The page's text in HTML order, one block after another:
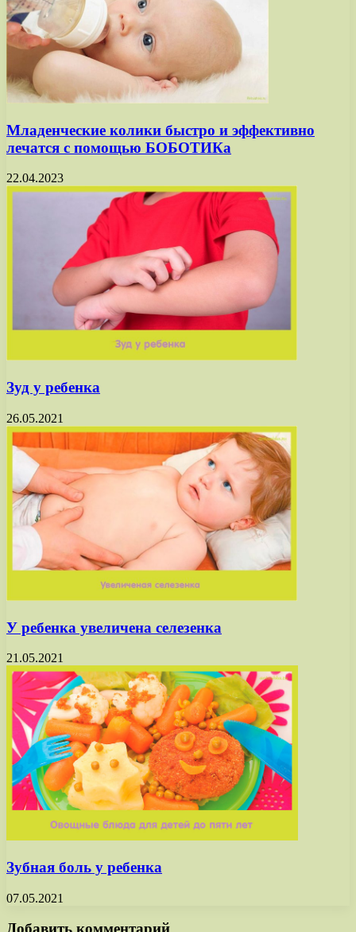
Младенческие колики быстро и эффективно
лечатся с помощью БОБОТИКа
22.04.2023
Зуд у ребенка
26.05.2021
У ребенка увеличена селезенка
21.05.2021
Зубная боль у ребенка
07.05.2021